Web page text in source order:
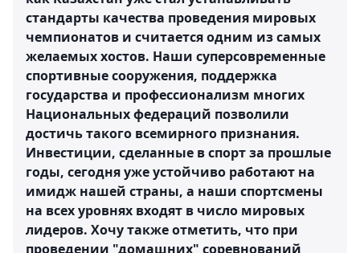
стандарты качества проведения мировых
чемпионатов и считается одним из самых
желаемых хостов. Наши суперсовременные
спортивные сооружения, поддержка
государства и профессионализм многих
Национальных федераций позволили
достичь такого всемирного признания.
Инвестиции, сделанные в спорт за прошлые
годы, сегодня уже устойчиво работают на
имидж нашей страны, а наши спортсмены
на всех уровнях входят в число мировых
лидеров. Хочу также отметить, что при
проведении "домашних" соревнований